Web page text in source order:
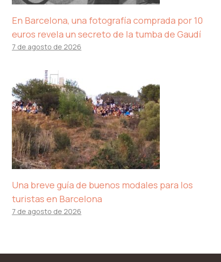
En Barcelona, ​​una fotografía comprada por 10
euros revela un secreto de la tumba de Gaudí
7 de agosto de 2026
Una breve guía de buenos modales para los
turistas en Barcelona
7 de agosto de 2026